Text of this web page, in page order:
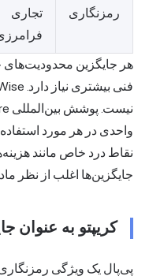
رمزنگاری
تجاری
فنی بیشتری نیاز دارد. Wise یک راه‌حل کامل
نقاط درد خاص مانند
جایگزین‌ها اغلب از نظر
کریپتو به عنوان
پی‌پال یک ویژگی رمزنگاری